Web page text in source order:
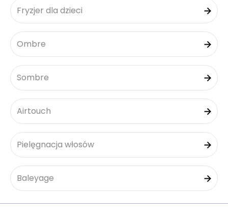
Fryzjer dla dzieci
Ombre
Sombre
Airtouch
Pielęgnacja włosów
Baleyage